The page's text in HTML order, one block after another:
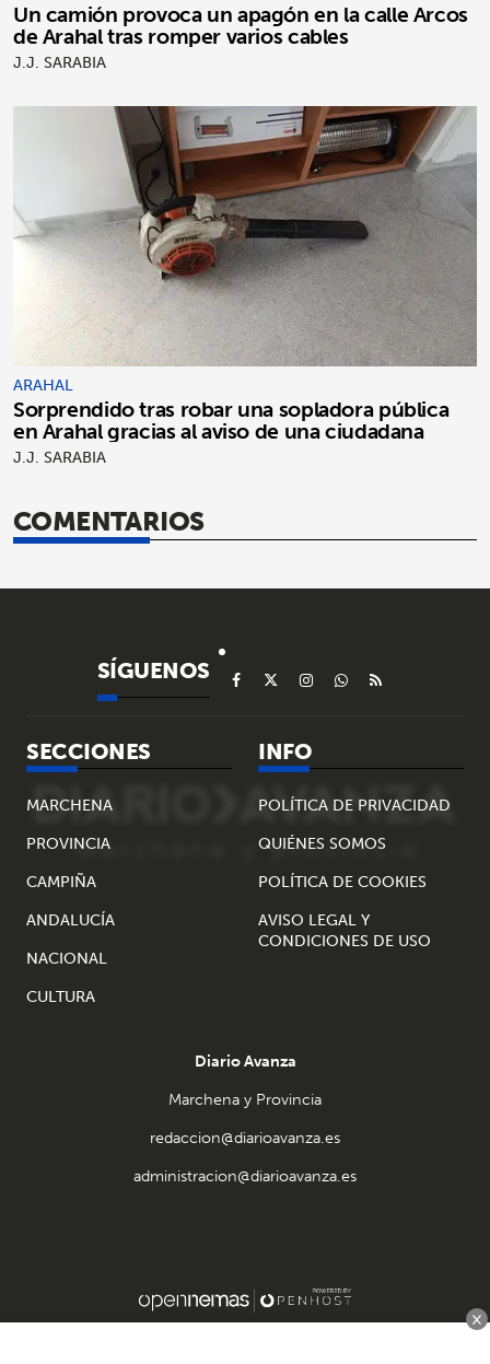
Un camión provoca un apagón en la calle Arcos
de Arahal tras romper varios cables
J.J. SARABIA
ARAHAL
Sorprendido tras robar una sopladora pública
en Arahal gracias al aviso de una ciudadana
J.J. SARABIA
COMENTARIOS
SÍGUENOS
SECCIONES
MARCHENA
PROVINCIA
CAMPIÑA
ANDALUCÍA
NACIONAL
CULTURA
INFO
POLÍTICA DE PRIVACIDAD
QUIÉNES SOMOS
POLÍTICA DE COOKIES
AVISO LEGAL Y
CONDICIONES DE USO
Diario Avanza
Marchena y Provincia
redaccion@diarioavanza.es
administracion@diarioavanza.es
×